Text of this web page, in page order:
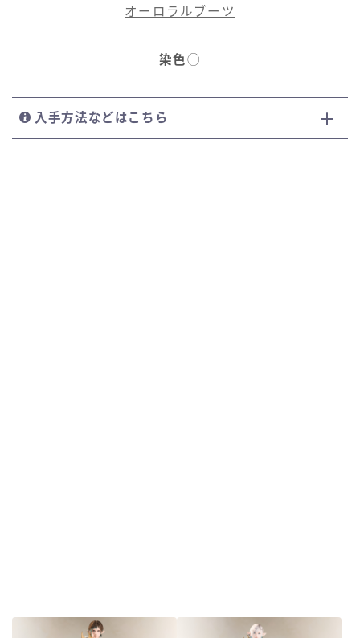
オーロラルブーツ
染色◯
入手方法などはこちら